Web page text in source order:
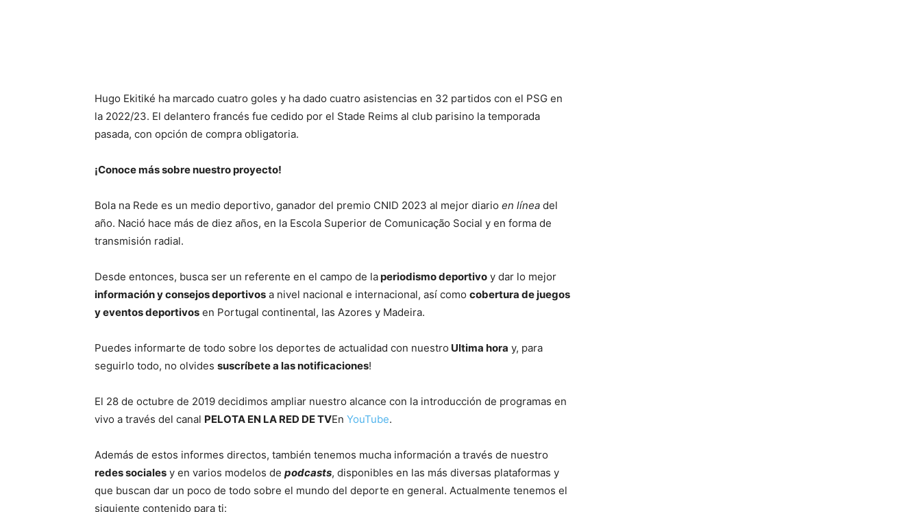
Hugo Ekitiké ha marcado cuatro goles y ha dado cuatro asistencias en 32 partidos con el PSG en
la 2022/23. El delantero francés fue cedido por el Stade Reims al club parisino la temporada
pasada, con opción de compra obligatoria.
¡Conoce más sobre nuestro proyecto!
Bola na Rede es un medio deportivo, ganador del premio CNID 2023 al mejor diario en línea del
año. Nació hace más de diez años, en la Escola Superior de Comunicação Social y en forma de
transmisión radial.
Desde entonces, busca ser un referente en el campo de laperiodismo deportivo y dar lo mejor
información y consejos deportivos a nivel nacional e internacional, así como cobertura de juegos
y eventos deportivos en Portugal continental, las Azores y Madeira.
Puedes informarte de todo sobre los deportes de actualidad con nuestro Ultima hora y, para
seguirlo todo, no olvides suscríbete a las notificaciones!
El 28 de octubre de 2019 decidimos ampliar nuestro alcance con la introducción de programas en
vivo a través del canal PELOTA EN LA RED DE TVEn YouTube.
Además de estos informes directos, también tenemos mucha información a través de nuestro
redes sociales y en varios modelos de podcasts, disponibles en las más diversas plataformas y
que buscan dar un poco de todo sobre el mundo del deporte en general. Actualmente tenemos el
siguiente contenido para ti: